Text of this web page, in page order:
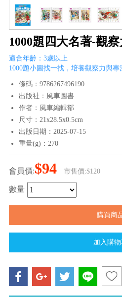
1000題四大名著-觀
適合年齡：3歲以上
1000題小圖找一找，培養觀察力與專
條碼：9786267496190
出版社：風車圖書
作者：風車編輯部
尺寸：21x28.5x0.5cm
出版日期：2025-07-15
重量(g)：270
會員價:$94 市售價:$120
數量